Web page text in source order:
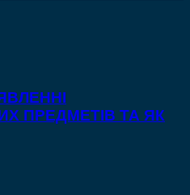
ПРЕДМЕТІВ ТА ЯК